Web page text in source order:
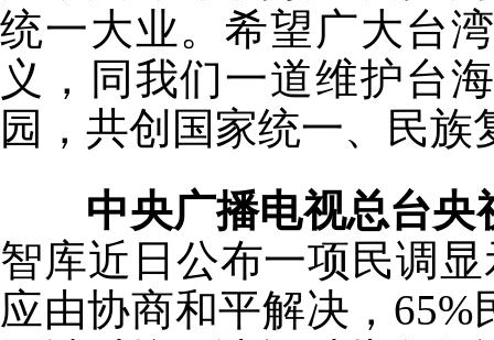
统一大业。希望广大台
义，同我们一道维护台
园，共创国家统一、民族
中央广播电视总台
智库近日公布一项民调
应由协商和平解决，